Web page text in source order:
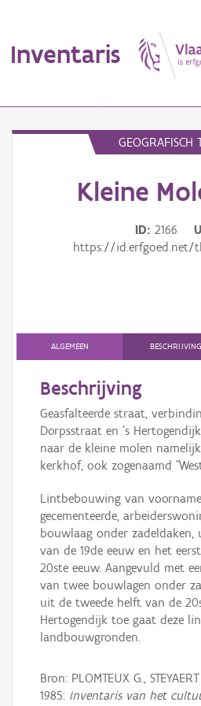
Inventaris
Persoon of collectief
Downloads
Hergebruik
Aanmelden
GEOGRAFISCH
Kleine
ID 2166
https://id.erfgoed.net/
ALGEMEEN BESCHRIJVING
Beschrijving
Geasfalteerde straat,
Dorpsstraat en 's
naar de kleine molen
kerkhof, ook zogenaamd
Lintbebouwing van
gecementeerde,
bouwlaag onder
van de 19de eeuw en het
20ste eeuw. Aangevuld met
van twee bouwlagen onder
uit de tweede helft van de
Hertogendijk toe gaat deze
landbouwgronden.
Bron: PLOMTEUX G.,
1985: Inventaris van het